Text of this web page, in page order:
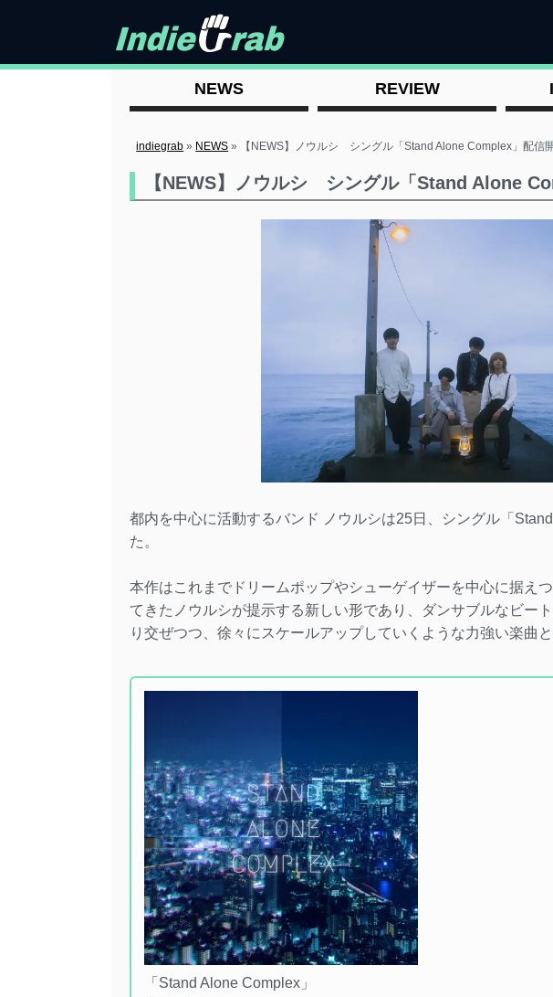
NEWS REVIEW
indiegrab » NEWS » 【NEWS】ノウルシ シングル「Stand Alone Complex」配信
【NEWS】ノウルシ シングル「Stand Alone
都内を中心に活動するバンド ノウルシは25日、シングル「
た。
本作はこれまでドリームポップやシューゲイザーを中心に据え
てきたノウルシが提示する新しい形であり、ダンサブルなビー
り交ぜつつ、徐々にスケールアップしていくような力強い楽曲と
「Stand Alone Complex」